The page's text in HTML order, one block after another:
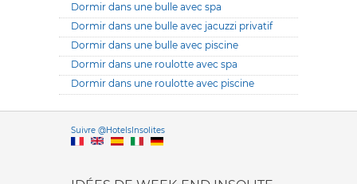
Dormir dans une bulle avec spa
Dormir dans une bulle avec jacuzzi privatif
Dormir dans une bulle avec piscine
Dormir dans une roulotte avec spa
Dormir dans une roulotte avec piscine
Suivre @HotelsInsolitesVersione